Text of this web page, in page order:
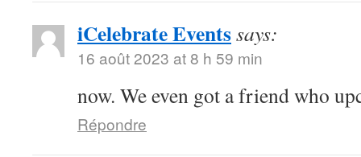
iCelebrate Eventssays:
16 août 2023 at 8 h 59 min
now. We even got a friend who
Répondre